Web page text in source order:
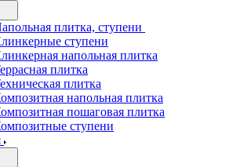
плитка, ступени
ступени
напольная плитка
плитка
плитка
напольная плитка
пошаговая плитка
ступени